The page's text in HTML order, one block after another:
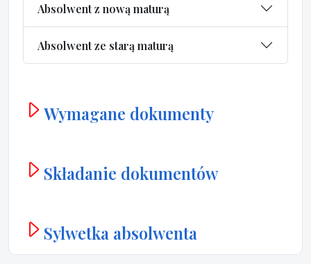
Absolwent z nową maturą
Absolwent ze starą maturą
Wymagane dokumenty
Składanie dokumentów
Sylwetka absolwenta